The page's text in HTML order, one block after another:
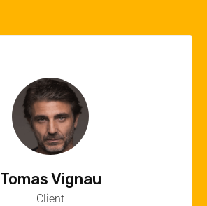
Vincent Quere
Client